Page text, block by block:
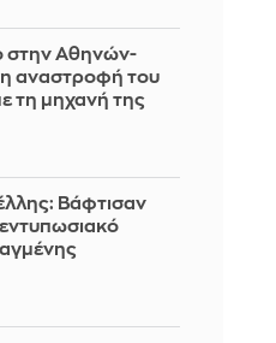
στην Αθηνών-
αναστροφή του
τη μηχανή της
Βάφτισαν
εντυπωσιακό